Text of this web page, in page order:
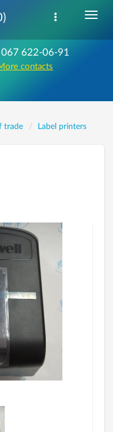
622-06-91
contacts
trade
Label printers